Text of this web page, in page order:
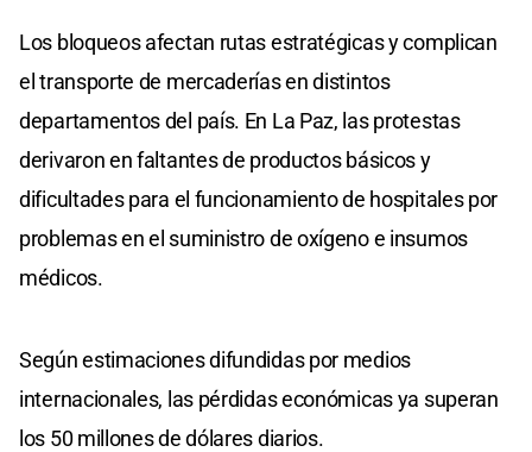
Los bloqueos afectan rutas estratégicas y complican
el transporte de mercaderías en distintos
departamentos del país. En La Paz, las protestas
derivaron en faltantes de productos básicos y
dificultades para el funcionamiento de hospitales por
problemas en el suministro de oxígeno e insumos
médicos.
Según estimaciones difundidas por medios
internacionales, las pérdidas económicas ya superan
los 50 millones de dólares diarios.